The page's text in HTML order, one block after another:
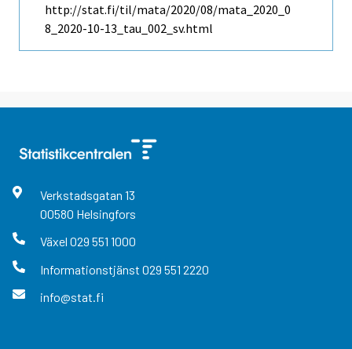
http://stat.fi/til/mata/2020/08/mata_2020_0
8_2020-10-13_tau_002_sv.html
Verkstadsgatan 13
00580 Helsingfors
Växel 029 551 1000
Informationstjänst 029 551 2220
info@stat.fi